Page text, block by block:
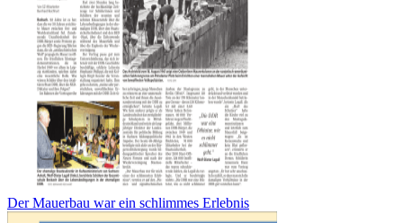
Der Mauerbau war ein schlimmes Erlebnis